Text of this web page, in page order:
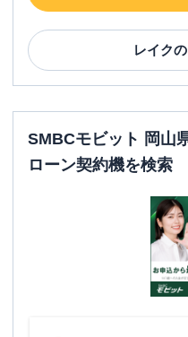
レイク
SMBCモビット 岡山
ローン契約機を検索